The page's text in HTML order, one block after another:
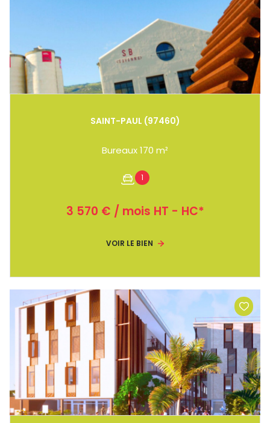
SAINT-PAUL (97460)
Bureaux 170 m²
1
3 570 € / mois HT - HC*
VOIR LE BIEN